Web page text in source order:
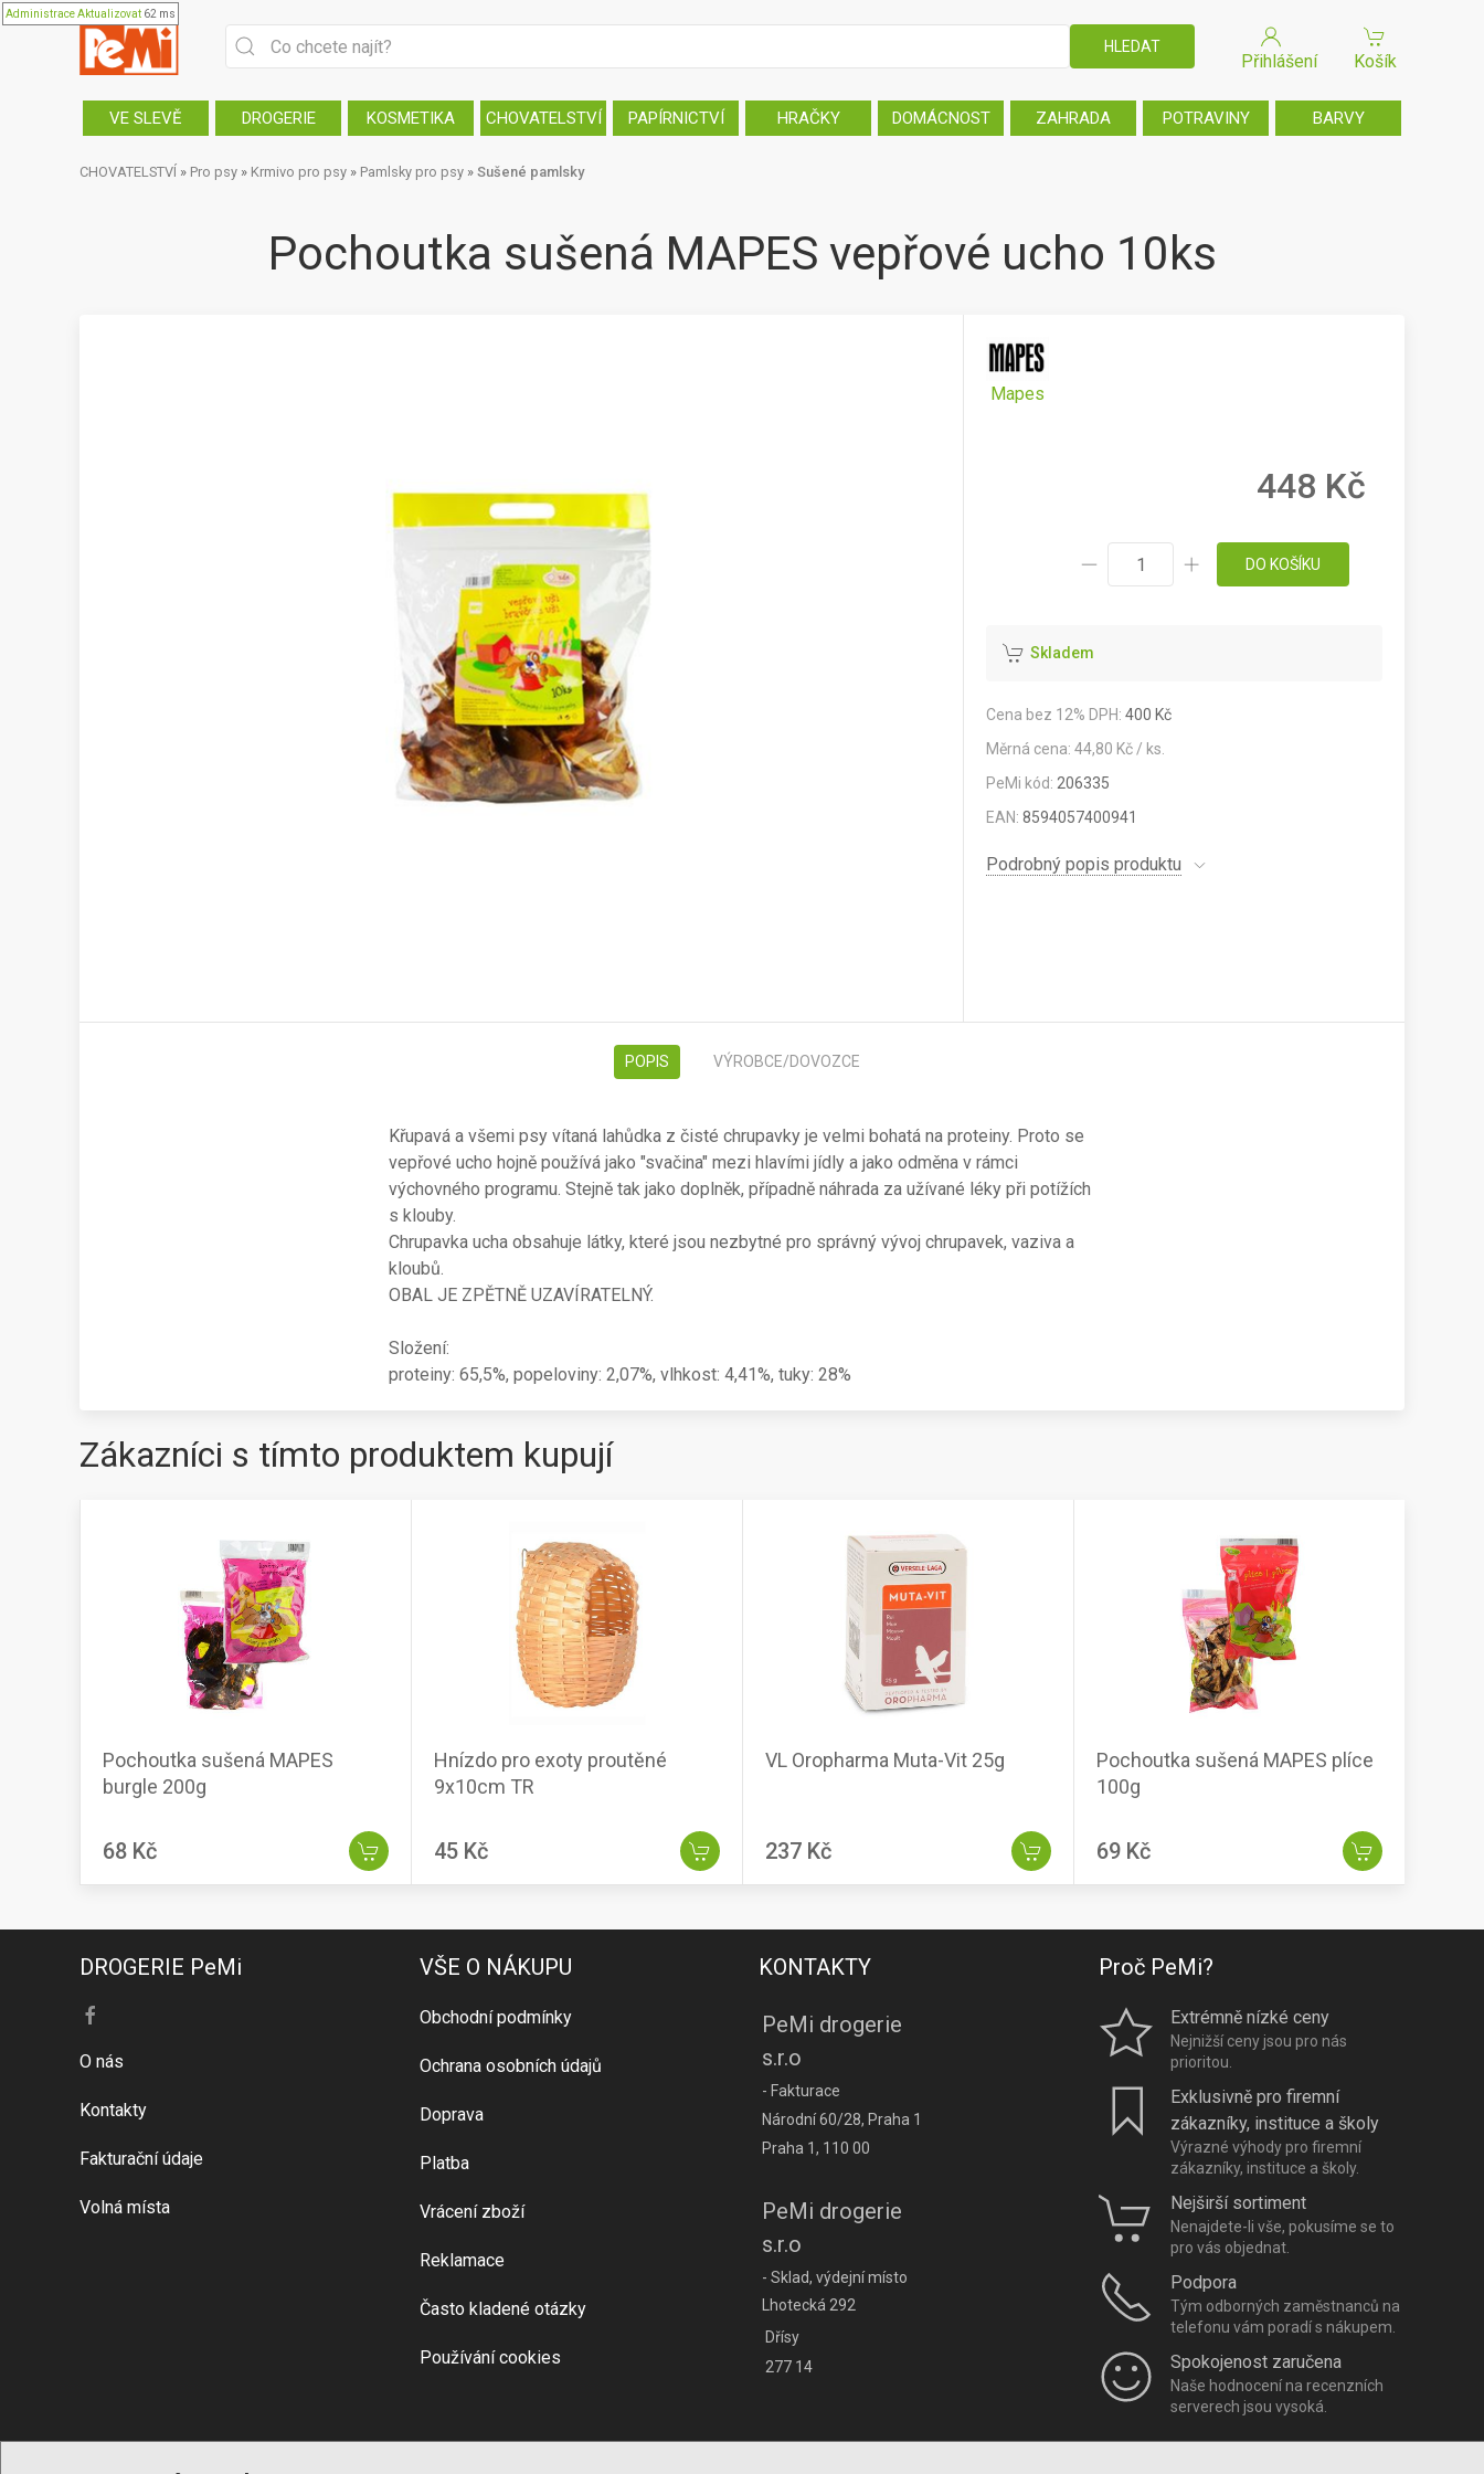
AdministraceAktualizovat 62 ms
Přihlášení Košík
VE SLEVĚ DROGERIE KOSMETIKA CHOVATELSTVÍ PAPÍRNICTVÍ HRAČKY DOMÁCNOST ZAHRADA POTRAVINY BARVY
CHOVATELSTVÍ » Pro psy » Krmivo pro psy » Pamlsky pro psy » Sušené pamlsky
Pochoutka sušená MAPES vepřové ucho 10ks
Mapes
448 Kč
DO KOŠÍKU
Skladem
Cena bez 12% DPH: 400 Kč
Měrná cena: 44,80 Kč / ks.
PeMi kód: 206335
EAN:8594057400941
Podrobný popis produktu
POPIS VÝROBCE/DOVOZCE
Křupavá a všemi psy vítaná lahůdka z čisté chrupavky je velmi bohatá na proteiny. Proto se
vepřové ucho hojně používá jako "svačina" mezi hlavími jídly a jako odměna v rámci
výchovného programu. Stejně tak jako doplněk, případně náhrada za užívané léky při potížích
s klouby.
Chrupavka ucha obsahuje látky, které jsou nezbytné pro správný vývoj chrupavek, vaziva a
kloubů.
OBAL JE ZPĚTNĚ UZAVÍRATELNÝ.
Složení:
proteiny: 65,5%, popeloviny: 2,07%, vlhkost: 4,41%, tuky: 28%
Zákazníci s tímto produktem kupují
Pochoutka sušená MAPES
burgle 200g
68 Kč
Hnízdo pro exoty proutěné
9x10cm TR
45 Kč
VL Oropharma Muta-Vit 25g
237 Kč
Pochoutka sušená MAPES plíce
100g
69 Kč
DROGERIE PeMi
O nás
Kontakty
Fakturační údaje
Volná místa
VŠE O NÁKUPU
Obchodní podmínky
Ochrana osobních údajů
Doprava
Platba
Vrácení zboží
Reklamace
Často kladené otázky
Používání cookies
KONTAKTY
PeMi drogerie
s.r.o
- Fakturace
Národní 60/28, Praha 1
Praha 1, 110 00
PeMi drogerie
s.r.o
- Sklad, výdejní místo
Lhotecká 292
Dřísy
277 14
Proč PeMi?
Extrémně nízké ceny
Nejnižší ceny jsou pro nás
prioritou.
Exklusivně pro firemní
zákazníky, instituce a školy
Výrazné výhody pro firemní
zákazníky, instituce a školy.
Nejširší sortiment
Nenajdete-li vše, pokusíme se to
pro vás objednat.
Podpora
Tým odborných zaměstnanců na
telefonu vám poradí s nákupem.
Spokojenost zaručena
Naše hodnocení na recenzních
serverech jsou vysoká.